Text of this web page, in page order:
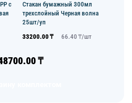
с
Стакан бумажный 300мл
трехслойный Черная волна
25шт/уп
33200.00 ₸ 66.40 ₸/шт
₸